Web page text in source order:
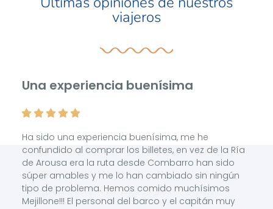
viajeros
Una experiencia buenísima
Ha sido una experiencia buenísima, me he
confundido al comprar los billetes, en vez de la Ría
de Arousa era la ruta desde Combarro han sido
súper amables y me lo han cambiado sin ningún
tipo de problema. Hemos comido muchísimos
Mejillone!!! El personal del barco y el capitán muy